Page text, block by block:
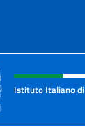
sito,
Istituto Italiano